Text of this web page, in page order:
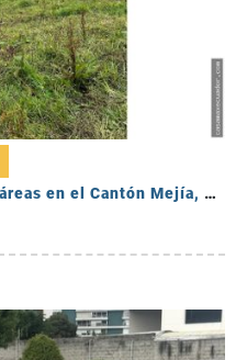
VENDO HACIENDA 257 Hectáreas en el Cantón Mejía, Sector Tambillo